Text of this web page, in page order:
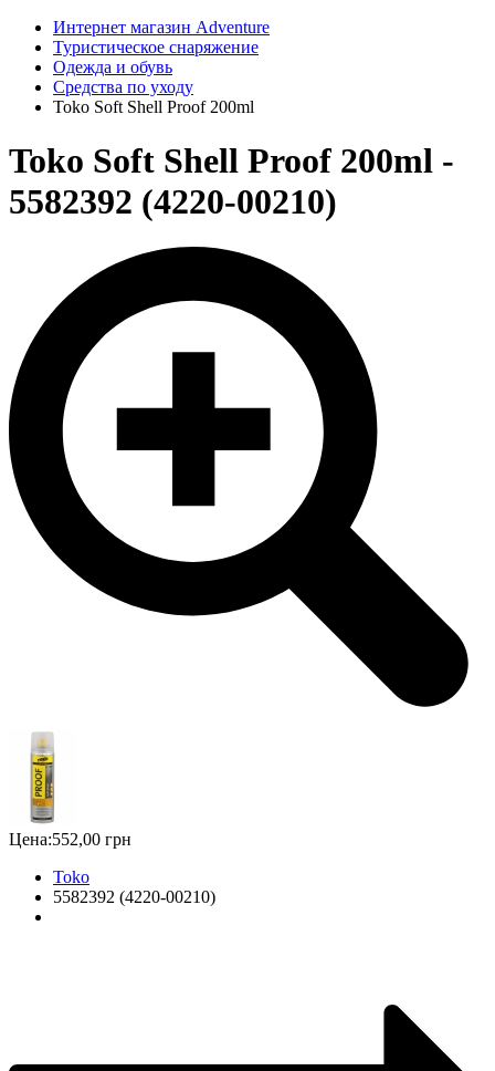
Интернет магазин Adventure
Туристическое снаряжение
Одежда и обувь
Средства по уходу
Toko Soft Shell Proof 200ml
Toko Soft Shell Proof 200ml -
5582392 (4220-00210)
Цена:552,00 грн
Toko
5582392 (4220-00210)